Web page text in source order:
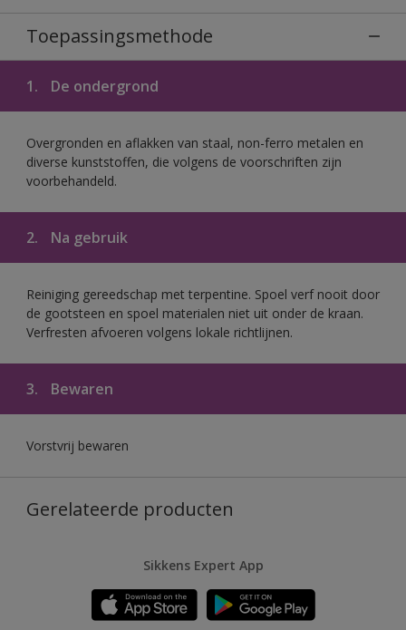
Toepassingsmethode
1. De ondergrond
Overgronden en aflakken van staal, non-ferro metalen en
diverse kunststoffen, die volgens de voorschriften zijn
voorbehandeld.
2. Na gebruik
Reiniging gereedschap met terpentine. Spoel verf nooit door
de gootsteen en spoel materialen niet uit onder de kraan.
Verfresten afvoeren volgens lokale richtlijnen.
3. Bewaren
Vorstvrij bewaren
Gerelateerde producten
Sikkens Expert App